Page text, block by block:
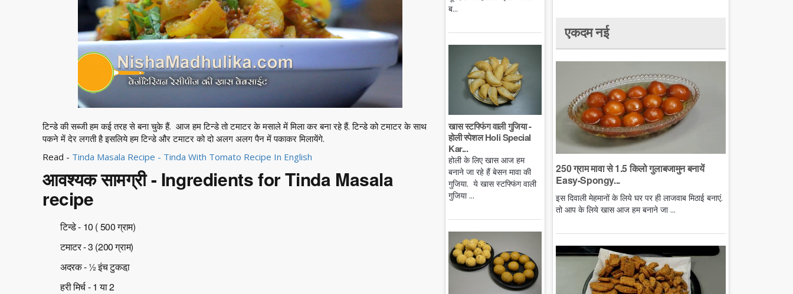
टिन्डे की सब्जी हम कई तरह से बना चुके हैं. आज हम टिन्डे तो टमाटर के मसाले में मिला कर बना रहे हैं. टिन्डे को टमाटर के साथ
पकने में देर लगती है इसलिये हम टिन्डे और टमाटर को दो अलग अलग पैन में पकाकर मिलायेंगे.
Read - Tinda Masala Recipe - Tinda With Tomato Recipe In English
आवश्यक सामग्री - Ingredients for Tinda Masala
recipe
टिन्डे - 10 ( 500 ग्राम)
टमाटर - 3 (200 ग्राम)
अदरक - ½ इंच टुकडा़
हरी मिर्च - 1 या 2
ब...
खास स्टफ्फिंग वाली गुजिया -
होली स्पेशल Holi Special
Kar...
होली के लिए खास आज हम
बनाने जा रहे हैं बेसन मावा की
गुजिया. ये खास स्टफ्फिंग वाली
गुजिया ...
एकदम नई
250 ग्राम मावा से 1.5 किलो गुलाबजामुन बनायें
Easy-Spongy...
इस दिवाली मेहमानों के लिये घर पर ही लाजवाब मिठाई बनाएं.
तो आप के लिये खास आज हम बनाने जा ...